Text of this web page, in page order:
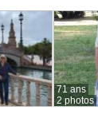
71 ans
2 photos